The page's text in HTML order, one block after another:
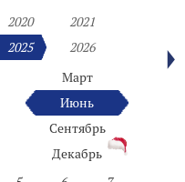
2020
2021
2025
2026
Март
Июнь
Сентябрь
Декабрь